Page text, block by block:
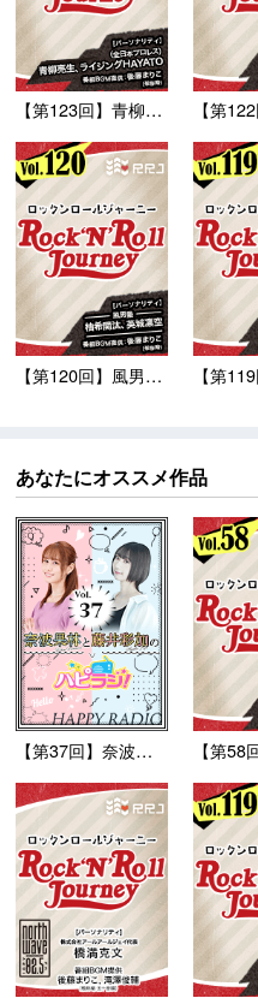
【第123回】青柳亮生...
【第120回】風男塾の...
あなたにオススメ作品
【第37回】奈波果林と藤井彩...